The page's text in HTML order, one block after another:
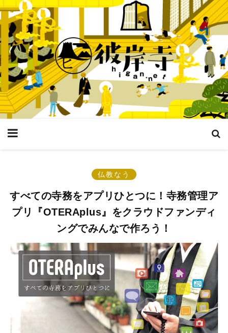
仏教なう
すべての寺務をアプリひとつに！寺務管理ア
プリ『OTERAplus』をクラウドファンディ
ングでみんなで作ろう！